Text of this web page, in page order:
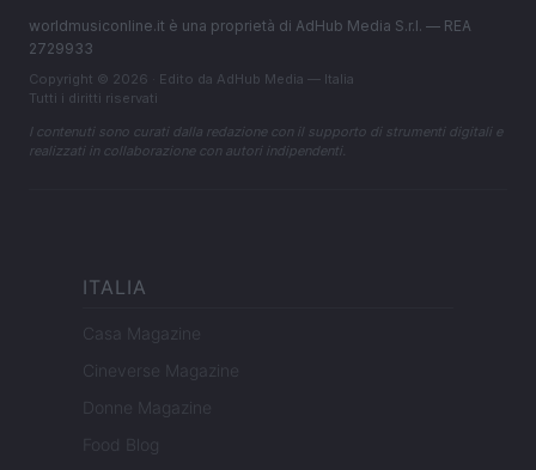
worldmusiconline.it è una proprietà di AdHub Media S.r.l. — REA
2729933
Copyright © 2026 · Edito da AdHub Media — Italia
Tutti i diritti riservati
I contenuti sono curati dalla redazione con il supporto di strumenti digitali e
realizzati in collaborazione con autori indipendenti.
ITALIA
Casa Magazine
Cineverse Magazine
Donne Magazine
Food Blog